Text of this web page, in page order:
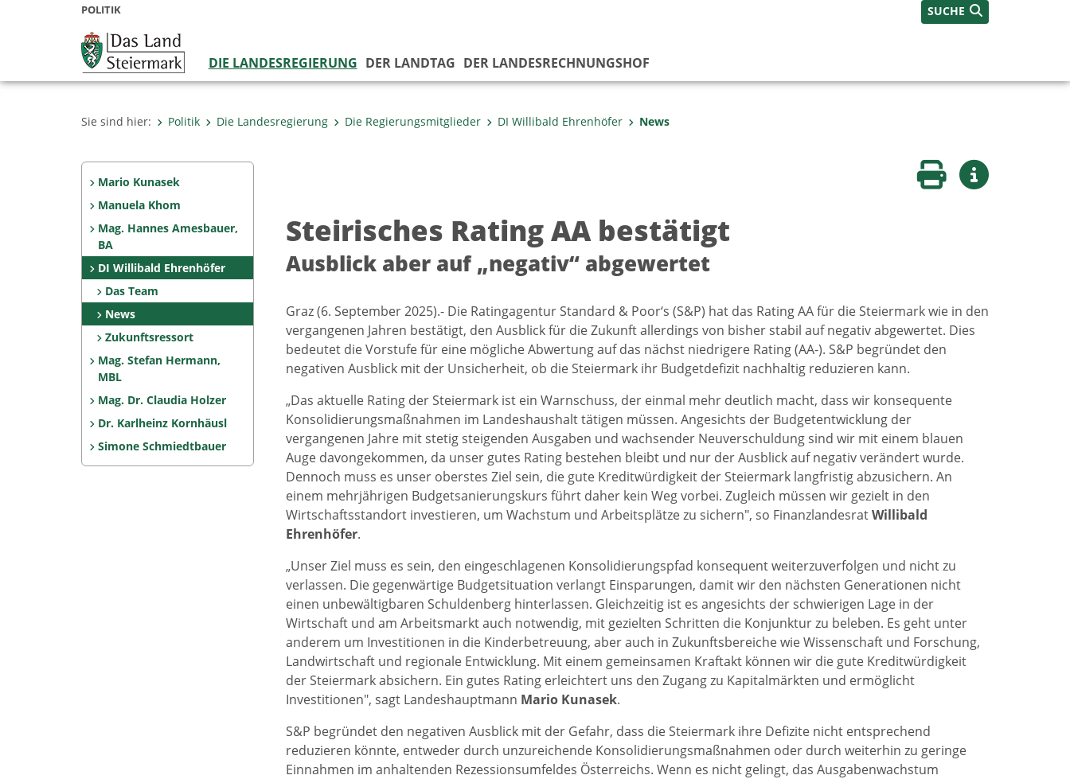
POLITIK SUCHE
DIE LANDESREGIERUNG DER LANDTAG DER LANDESRECHNUNGSHOF
Sie sind hier: Politik Die Landesregierung Die Regierungsmitglieder DI Willibald Ehrenhöfer News
Mario Kunasek
Manuela Khom
Mag. Hannes Amesbauer,
BA
DI Willibald Ehrenhöfer
Das Team
News
Zukunftsressort
Mag. Stefan Hermann,
MBL
Mag. Dr. Claudia Holzer
Dr. Karlheinz Kornhäusl
Simone Schmiedtbauer
Seite druckenWeitere Infos
Steirisches Rating AA bestätigt
Ausblick aber auf „negativ“ abgewertet
Graz (6. September 2025).- Die Ratingagentur Standard & Poor‘s (S&P) hat das Rating AA für die Steiermark wie in den
vergangenen Jahren bestätigt, den Ausblick für die Zukunft allerdings von bisher stabil auf negativ abgewertet. Dies
bedeutet die Vorstufe für eine mögliche Abwertung auf das nächst niedrigere Rating (AA-). S&P begründet den
negativen Ausblick mit der Unsicherheit, ob die Steiermark ihr Budgetdefizit nachhaltig reduzieren kann.
„Das aktuelle Rating der Steiermark ist ein Warnschuss, der einmal mehr deutlich macht, dass wir konsequente
Konsolidierungsmaßnahmen im Landeshaushalt tätigen müssen. Angesichts der Budgetentwicklung der
vergangenen Jahre mit stetig steigenden Ausgaben und wachsender Neuverschuldung sind wir mit einem blauen
Auge davongekommen, da unser gutes Rating bestehen bleibt und nur der Ausblick auf negativ verändert wurde.
Dennoch muss es unser oberstes Ziel sein, die gute Kreditwürdigkeit der Steiermark langfristig abzusichern. An
einem mehrjährigen Budgetsanierungskurs führt daher kein Weg vorbei. Zugleich müssen wir gezielt in den
Wirtschaftsstandort investieren, um Wachstum und Arbeitsplätze zu sichern", so FinanzlandesratWillibald
Ehrenhöfer.
„Unser Ziel muss es sein, den eingeschlagenen Konsolidierungspfad konsequent weiterzuverfolgen und nicht zu
verlassen. Die gegenwärtige Budgetsituation verlangt Einsparungen, damit wir den nächsten Generationen nicht
einen unbewältigbaren Schuldenberg hinterlassen. Gleichzeitig ist es angesichts der schwierigen Lage in der
Wirtschaft und am Arbeitsmarkt auch notwendig, mit gezielten Schritten die Konjunktur zu beleben. Es geht unter
anderem um Investitionen in die Kinderbetreuung, aber auch in Zukunftsbereiche wie Wissenschaft und Forschung,
Landwirtschaft und regionale Entwicklung. Mit einem gemeinsamen Kraftakt können wir die gute Kreditwürdigkeit
der Steiermark absichern. Ein gutes Rating erleichtert uns den Zugang zu Kapitalmärkten und ermöglicht
Investitionen", sagt Landeshauptmann Mario Kunasek.
S&P begründet den negativen Ausblick mit der Gefahr, dass die Steiermark ihre Defizite nicht entsprechend
reduzieren könnte, entweder durch unzureichende Konsolidierungsmaßnahmen oder durch weiterhin zu geringe
Einnahmen im anhaltenden Rezessionsumfeldes Österreichs. Wenn es nicht gelingt, das Ausgabenwachstum